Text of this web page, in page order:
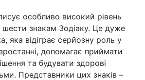
особливо високий рівень
шести знакам Зодіаку. Це дуже
яка відіграє серйозну роль у
допомагає приймати
та будувати здорові
Представники цих знаків –